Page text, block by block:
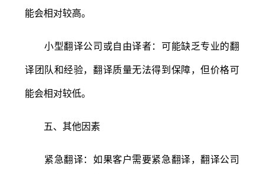
能会相对较高。
小型翻译公司或自由译者：可能缺乏专业的翻
译团队和经验，翻译质量无法得到保障，但价格可
能会相对较低。
五、其他因素
紧急翻译：如果客户需要紧急翻译，翻译公司